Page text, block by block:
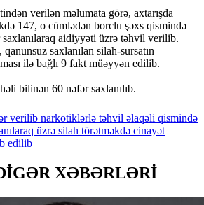
verilən məlumata görə, axtarışda
147, o cümlədən borclu şəxs qismində
saxlanılaraq aidiyyəti üzrə təhvil verilib.
saxlanılan silah-sursatın
ilə bağlı 9 fakt müəyyən edilib.
bilinən 60 nəfər saxlanılıb.
verilib narkotiklərlə təhvil əlaqəli qismində
üzrə silah törətməkdə cinayət
edilib
XƏBƏRLƏRİ